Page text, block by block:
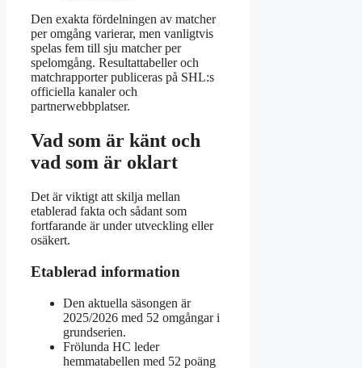
Den exakta fördelningen av matcher
per omgång varierar, men vanligtvis
spelas fem till sju matcher per
spelomgång. Resultattabeller och
matchrapporter publiceras på SHL:s
officiella kanaler och
partnerwebbplatser.
Vad som är känt och
vad som är oklart
Det är viktigt att skilja mellan
etablerad fakta och sådant som
fortfarande är under utveckling eller
osäkert.
Etablerad information
Den aktuella säsongen är
2025/2026 med 52 omgångar i
grundserien.
Frölunda HC leder
hemmatabellen med 52 poäng